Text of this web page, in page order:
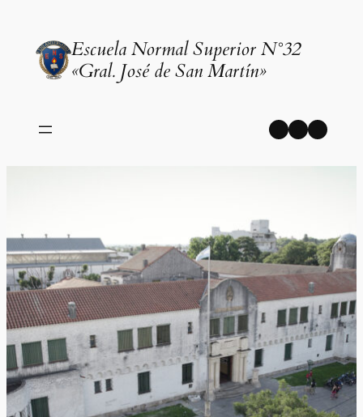
contenidoEscuela Normal Superior N°32
«Gral. José de San Martín»
Facebook